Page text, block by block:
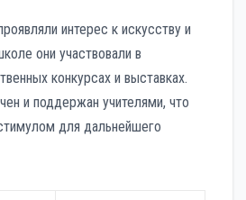
интерес к искусству и
они участвовали в
конкурсах и выставках.
и поддержан учителями, что
для дальнейшего